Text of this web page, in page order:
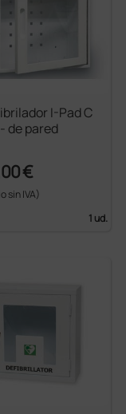
I-Pad C
de pared
€
sin IVA)
1 ud.